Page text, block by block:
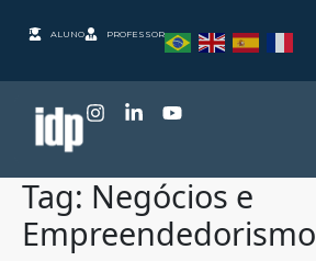
ALUNO PROFESSOR
Tag: Negócios e
Empreendedorismo